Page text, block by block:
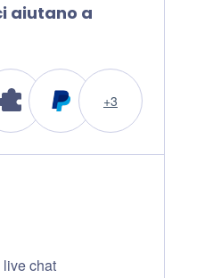
aiutano a
+3
chat